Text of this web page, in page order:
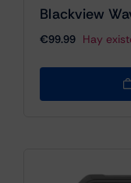
Blackview
€99.99 Hay